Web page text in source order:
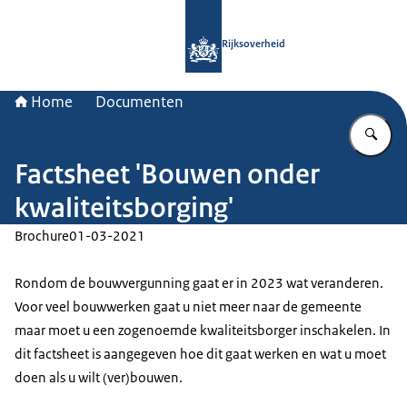
Rijksoverheid
Home Documenten
Factsheet 'Bouwen onder
kwaliteitsborging'
Brochure01-03-2021
Rondom de bouwvergunning gaat er in 2023 wat veranderen.
Voor veel bouwwerken gaat u niet meer naar de gemeente
maar moet u een zogenoemde kwaliteitsborger inschakelen. In
dit factsheet is aangegeven hoe dit gaat werken en wat u moet
doen als u wilt (ver)bouwen.